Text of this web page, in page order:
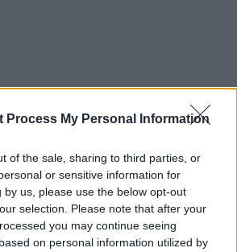
Process My Personal Information
of the sale, sharing to third parties, or
or sensitive information for
by us, please use the below opt-out
selection. Please note that after your
you may continue seeing
on personal information utilized by
SPD, FDP και